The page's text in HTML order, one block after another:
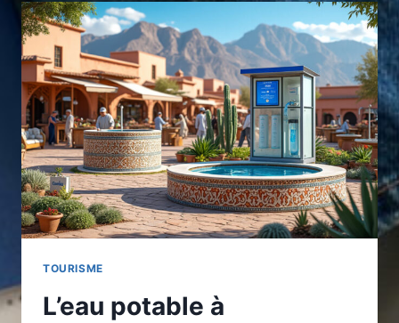
:
DÉFIS
ET
SOLUTIONS
POUR
UN
ACCÈS
DURABLE
TOURISME
L’eau potable à